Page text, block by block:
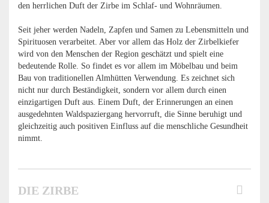
den herrlichen Duft der Zirbe im Schlaf- und Wohnräumen.
Seit jeher werden Nadeln, Zapfen und Samen zu Lebensmitteln und
Spirituosen verarbeitet. Aber vor allem das Holz der Zirbelkiefer
wird von den Menschen der Region geschätzt und spielt eine
bedeutende Rolle. So findet es vor allem im Möbelbau und beim
Bau von traditionellen Almhütten Verwendung. Es zeichnet sich
nicht nur durch Beständigkeit, sondern vor allem durch einen
einzigartigen Duft aus. Einem Duft, der Erinnerungen an einen
ausgedehnten Waldspaziergang hervorruft, die Sinne beruhigt und
gleichzeitig auch positiven Einfluss auf die menschliche Gesundheit
nimmt.
DIE ZIRBE